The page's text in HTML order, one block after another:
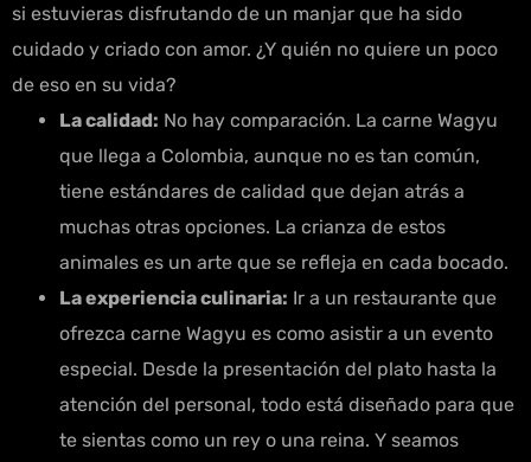
si estuvieras disfrutando de un manjar que ha sido
cuidado y criado con amor. ¿Y quién no quiere un poco
de eso en su vida?
La calidad: No hay comparación. La carne Wagyu
que llega a Colombia, aunque no es tan común,
tiene estándares de calidad que dejan atrás a
muchas otras opciones. La crianza de estos
animales es un arte que se refleja en cada bocado.
La experiencia culinaria: Ir a un restaurante que
ofrezca carne Wagyu es como asistir a un evento
especial. Desde la presentación del plato hasta la
atención del personal, todo está diseñado para que
te sientas como un rey o una reina. Y seamos